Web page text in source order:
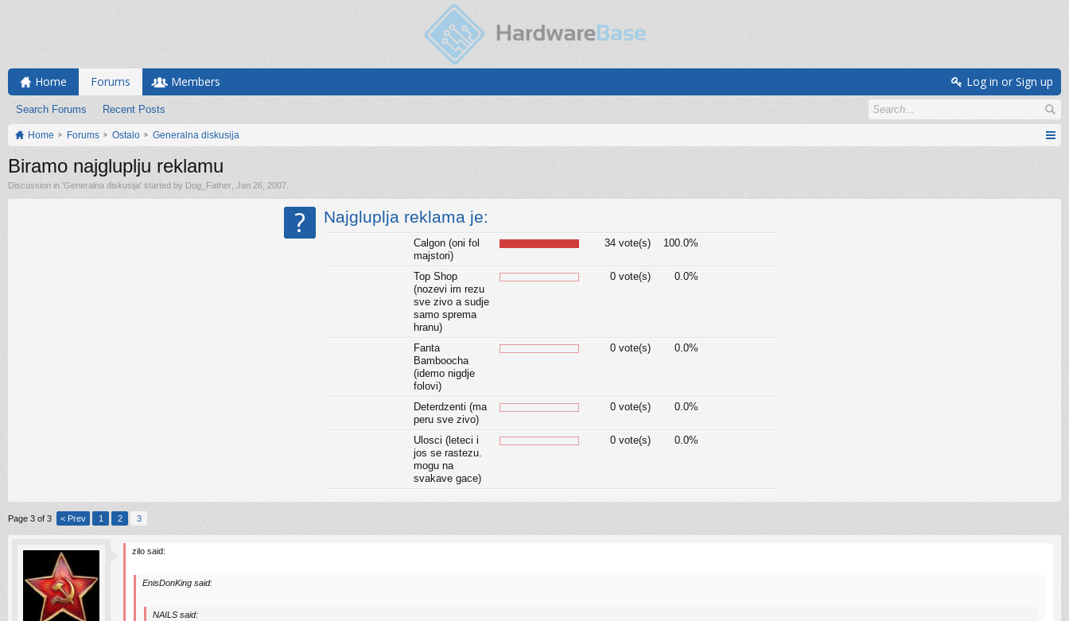
Home Forums
Search Forums Recent Posts
Members Log in or Sign up
Home Forums Ostalo Generalna diskusija
Biramo najgluplju reklamu
Discussion in 'Generalna diskusija' started by Dog_Father Jan 26, 2007
? Najgluplja reklama je:
Calgon (oni fol
majstori)
34 vote(s) 100.0%
Top Shop
(nozevi im rezu
sve zivo a sudje
samo sprema
hranu)
0 vote(s) 0.0%
Fanta
Bamboocha
(idemo nigdje
folovi)
0 vote(s) 0.0%
Deterdzenti (ma
peru sve zivo)
0 vote(s) 0.0%
Ulosci (leteci i
jos se rastezu.
mogu na
svakave gace)
0 vote(s) 0.0%
Page 3 of 3 < Prev 1 2 3
zilo said:
EnisDonKing said:
NAILS said: